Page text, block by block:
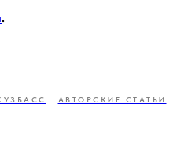
.
АВТОРСКИЕ СТАТЬИ